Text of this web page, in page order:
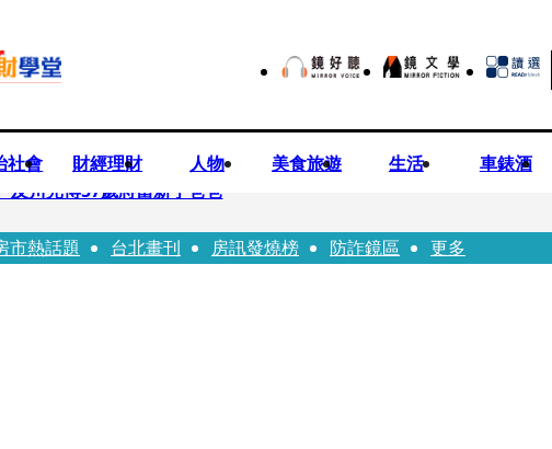
社會 財經理財 人物 美食旅遊 生活 車錶酒
川光博57歲將當新手爸爸
舒莉首登台「1人分飾4角」 觀眾驚艷：錯怪星二代了
市熱話題 台北畫刊 房訊發燒榜 防詐鏡區 更多